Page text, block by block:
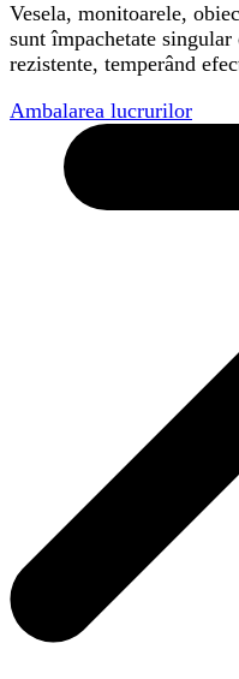
Vesela, monitoarele,
sunt împachetate
rezistente, temperând
Ambalarea lucrurilor